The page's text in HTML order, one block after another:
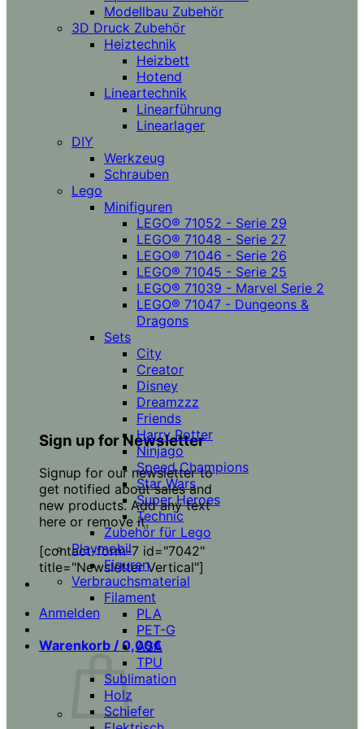
Sign up for Newsletter
Signup for our newsletter to
get notified about sales and
new products. Add any text
here or remove it.
[contact-form-7 id="7042"
title="Newsletter Vertical"]
Anmelden
Warenkorb / 0,00€
Modellbau Zubehör
3D Druck Zubehör
Heiztechnik
Heizbett
Hotend
Lineartechnik
Linearführung
Linearlager
DIY
Werkzeug
Schrauben
Lego
Minifiguren
LEGO® 71052 - Serie 29
LEGO® 71048 - Serie 27
LEGO® 71046 - Serie 26
LEGO® 71045 - Serie 25
LEGO® 71039 - Marvel Serie 2
LEGO® 71047 - Dungeons &
Dragons
Sets
City
Creator
Disney
Dreamzzz
Friends
Harry Potter
Ninjago
Speed Champions
Star Wars
Super Heroes
Technic
Zubehör für Lego
Playmobil
Figuren
Verbrauchsmaterial
Filament
PLA
PET-G
ASA
TPU
Sublimation
Holz
Schiefer